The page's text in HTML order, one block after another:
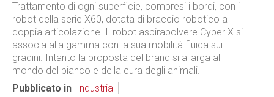
Trattamento di ogni superficie, compresi i bordi, con i
robot della serie X60, dotata di braccio robotico a
doppia articolazione. Il robot aspirapolvere Cyber X si
associa alla gamma con la sua mobilità fluida sui
gradini. Intanto la proposta del brand si allarga al
mondo del bianco e della cura degli animali.
Pubblicato in
Industria